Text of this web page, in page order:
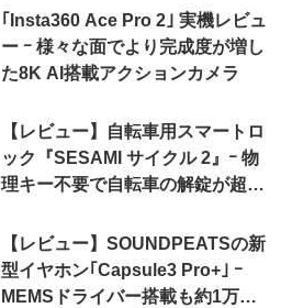
｢Insta360 Ace Pro 2｣ 実機レビュ
ー ｰ 様々な面でより完成度が増し
た8K AI搭載アクションカメラ
【レビュー】自転車用スマートロ
ック『SESAMI サイクル 2』ｰ 物
理キー不要で自転車の解錠が超簡
【レビュー】SOUNDPEATSの新
型イヤホン｢Capsule3 Pro+｣ ｰ
MEMSドライバー搭載も約1万円